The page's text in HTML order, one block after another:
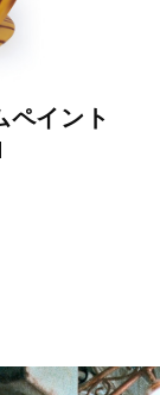
ペイント